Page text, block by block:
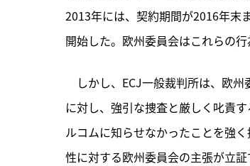
2013年には、契約期間が2016年末
開始した。欧州委員会はこれらの行
しかし、ECJ一般裁判所は、欧
に対し、強引な捜査と厳しく叱責
ルコムに知らせなかったことを強
性に対する欧州委員会の主張が立